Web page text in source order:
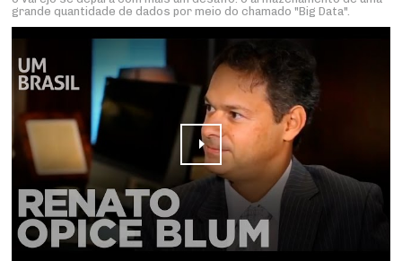
grande quantidade de dados por meio do chamado "Big Data".